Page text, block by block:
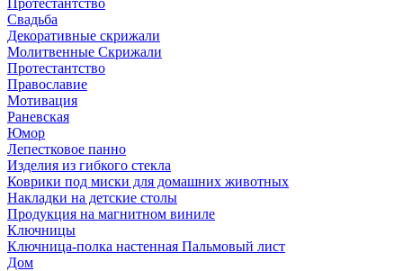
Протестантство
Свадьба
Декоративные скрижали
Молитвенные Скрижали
Протестантство
Православие
Мотивация
Раневская
Юмор
Лепестковое панно
Изделия из гибкого стекла
Коврики под миски для домашних животных
Накладки на детские столы
Продукция на магнитном виниле
Ключницы
Ключница-полка настенная Пальмовый лист
Дом